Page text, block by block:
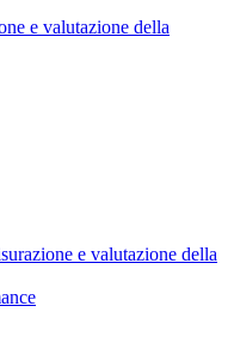
e valutazione della
e valutazione della